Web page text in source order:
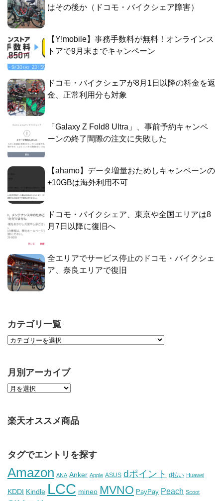
はその後か（ドコモ・バイクシェア障害）
【Y!mobile】事務手数料が無料！オンラインス
トアで9月末までキャンペーン
ドコモ・バイクシェアが8月1日以降の料金を返
金、正常利用分も対象
「Galaxy Z Fold8 Ultra」、事前予約キャンペ
ーンの終了間際の注文に失敗した
【ahamo】データ増量おためしキャンペーンの
+10GBは海外利用不可
ドコモ・バイクシェア、東京や全国エリアは8
月7日以降に復旧へ
全エリアでサービス停止のドコモ・バイクシェ
ア、奈良エリアで復旧
カテゴリ一覧
月別アーカイブ
楽天オススメ商品
タグでエントリを探す
Amazon ANA Anker Apple ASUS dポイント d払い Huawei
KDDI Kindle LCC mineo MVNO PayPay Peach Scoot